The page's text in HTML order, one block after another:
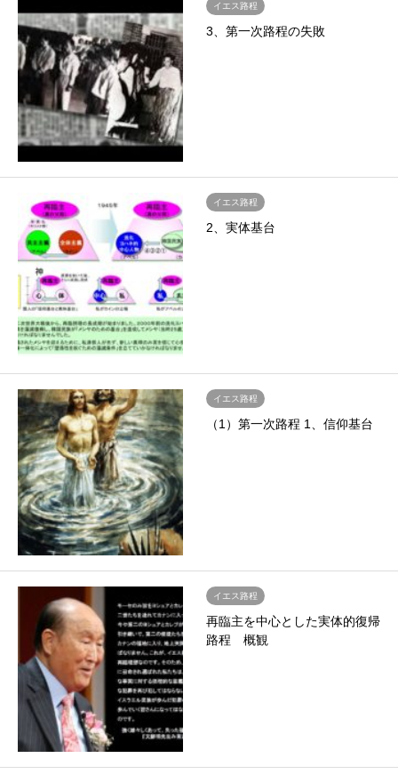
イエス路程
3、第一次路程の失敗
イエス路程
2、実体基台
イエス路程
（1）第一次路程 1、信仰基台
イエス路程
再臨主を中心とした実体的復帰
路程 概観